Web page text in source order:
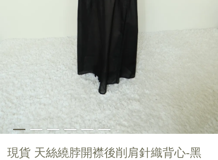
現貨 天絲繞脖開襟後削肩針織背心-黑